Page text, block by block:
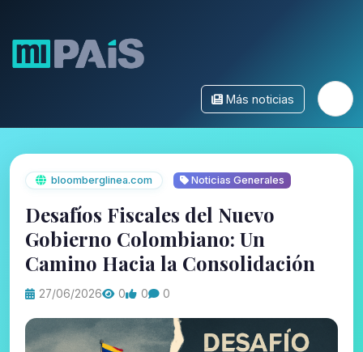
Más noticias
bloomberglinea.com Noticias Generales
Desafíos Fiscales del Nuevo
Gobierno Colombiano: Un
Camino Hacia la Consolidación
27/06/2026 0 0 0